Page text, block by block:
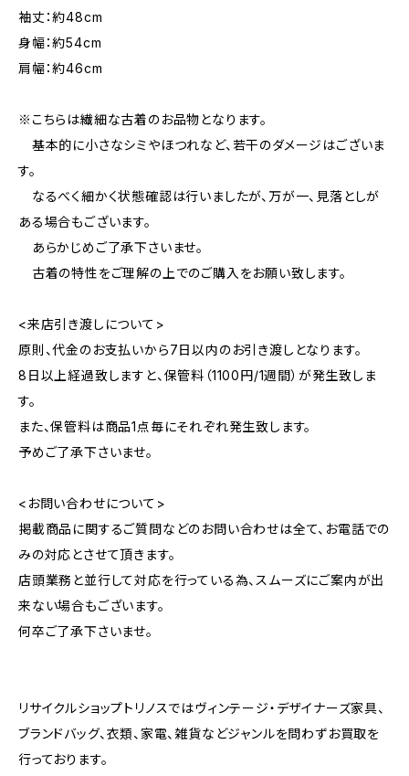
袖丈：約48cm
身幅：約54cm
肩幅：約46cm
※こちらは繊細な古着のお品物となります。
基本的に小さなシミやほつれなど、若干のダメージはございま
す。
なるべく細かく状態確認は行いましたが、万が一、見落としが
ある場合もございます。
あらかじめご了承下さいませ。
古着の特性をご理解の上でのご購入をお願い致します。
<来店引き渡しについて>
原則、代金のお支払いから7日以内のお引き渡しとなります。
8日以上経過致しますと、保管料（1100円/1週間）が発生致しま
す。
また、保管料は商品1点毎にそれぞれ発生致します。
予めご了承下さいませ。
<お問い合わせについて>
掲載商品に関するご質問などのお問い合わせは全て、お電話での
みの対応とさせて頂きます。
店頭業務と並行して対応を行っている為、スムーズにご案内が出
来ない場合もございます。
何卒ご了承下さいませ。
リサイクルショップトリノスではヴィンテージ・デザイナーズ家具、
ブランドバッグ、衣類、家電、雑貨などジャンルを問わずお買取を
行っております。